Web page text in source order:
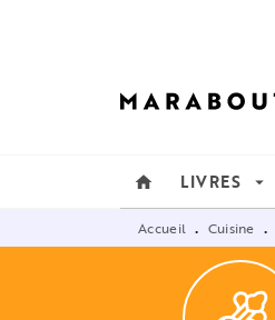
home LIVRES arrow_drop_down
Accueil • Cuisine •